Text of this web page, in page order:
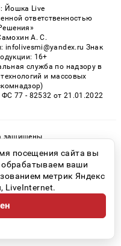
Йошка Live
ответственностью
А. С.
infolivesmi@yandex.ru Знак
16+
служба по надзору в
и массовых
77 - 82532 от 21.01.2022
защищены
сайта 16+
посещения сайта вы
обрабатываем ваши
метрик Яндекс
LiveInternet.